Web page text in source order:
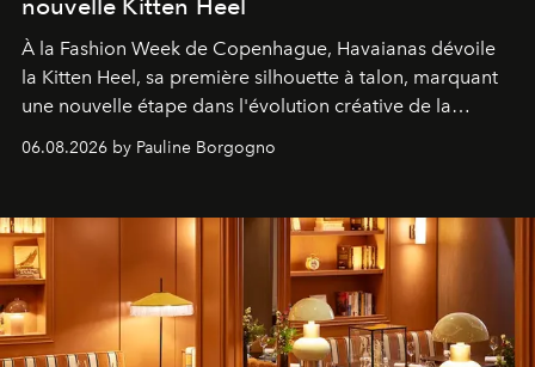
nouvelle Kitten Heel
À la Fashion Week de Copenhague, Havaianas dévoile
la Kitten Heel, sa première silhouette à talon, marquant
une nouvelle étape dans l'évolution créative de la
06.08.2026 by Pauline Borgogno